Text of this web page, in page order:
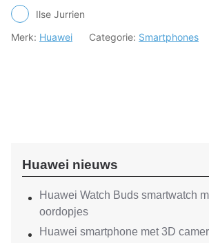
Ilse Jurrien
Merk: Huawei Categorie: Smartphones
Huawei nieuws
Huawei Watch Buds smartwatch
oordopjes
Huawei smartphone met 3D